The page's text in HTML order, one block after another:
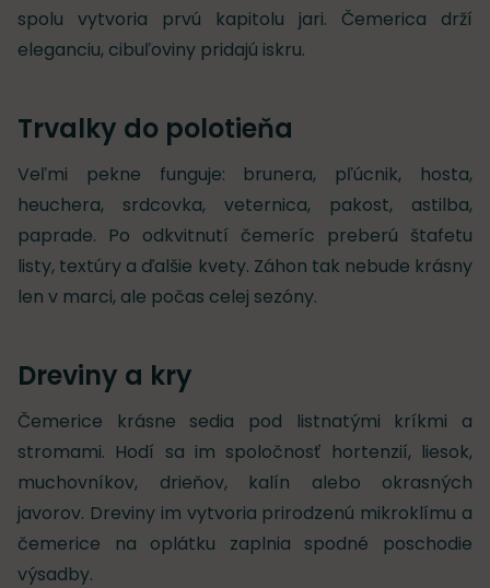
spolu vytvoria prvú kapitolu jari. Čemerica drží
eleganciu, cibuľoviny pridajú iskru.
Trvalky do polotieňa
Veľmi pekne funguje: brunera, pľúcnik, hosta,
heuchera, srdcovka, veternica, pakost, astilba,
paprade. Po odkvitnutí čemeríc preberú štafetu
listy, textúry a ďalšie kvety. Záhon tak nebude krásny
len v marci, ale počas celej sezóny.
Dreviny a kry
Čemerice krásne sedia pod listnatými kríkmi a
stromami. Hodí sa im spoločnosť hortenzií, liesok,
muchovníkov, drieňov, kalín alebo okrasných
javorov. Dreviny im vytvoria prirodzenú mikroklímu a
čemerice na oplátku zaplnia spodné poschodie
výsadby.